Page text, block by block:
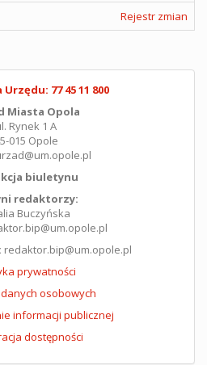
Rejestr zmian
77 45 11 800
Miasta Opola
Rynek 1 A
015 Opole
biuletynu
redaktorzy:
Buczyńska
redaktor.bip@um.opole.pl
prywatności
osobowych
informacji publicznej
dostępności